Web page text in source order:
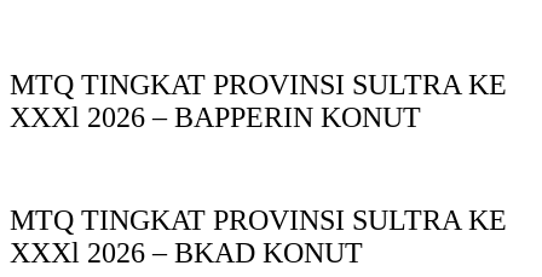
MTQ TINGKAT PROVINSI SULTRA KE
XXXl 2026 – BAPPERIN KONUT
MTQ TINGKAT PROVINSI SULTRA KE
XXXl 2026 – BKAD KONUT